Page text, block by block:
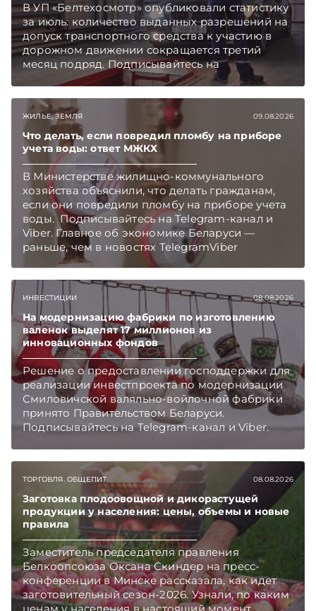
В УП «Белтехосмотр» опубликовали статистику
за июль: количество выданных разрешений на
допуск транспортного средства к участию в
дорожном движении сокращается третий
месяц подряд. Подписывайтесь на
Telegram‑канал и Viber. Главное об экономике
TelegramViber
ЖИЛЬЕ, ЗЕМЛЯ 09.08.2026
Что делать, если повредил пломбу на приборе
учета воды: ответ МЖКХ
В Министерстве жилищно-коммунального
хозяйства объяснили, что делать гражданам,
если они повредили пломбу на приборе учета
воды. Подписывайтесь на Telegram‑канал и
Viber. Главное об экономике Беларуси —
раньше, чем в новостях TelegramViber
ИНВЕСТИЦИИ 08.08.2026
На модернизацию фабрики по изготовлению
валенок выделят 17 миллионов из
инновационных фондов
Решение о предоставлении господдержки для
реализации инвестпроекта по модернизации
Смиловичской валяльно-войлочной фабрики
принято Правительством Беларуси.
Подписывайтесь на Telegram‑канал и Viber.
Главное об экономике Беларуси — раньше,
ТОРГОВЛЯ. ОБЩЕПИТ 08.08.2026
Заготовка плодоовощной и дикорастущей
продукции у населения: цены, объемы и новые
правила
Заместитель председателя правления
Белкоопсоюза Оксана Скиндер на пресс-
конференции в Минске рассказала, как идет
заготовительный сезон-2026. Узнали, по каким